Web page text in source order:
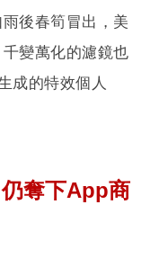
後春筍冒出，美
變萬化的濾鏡也
成的特效個人
奪下App商